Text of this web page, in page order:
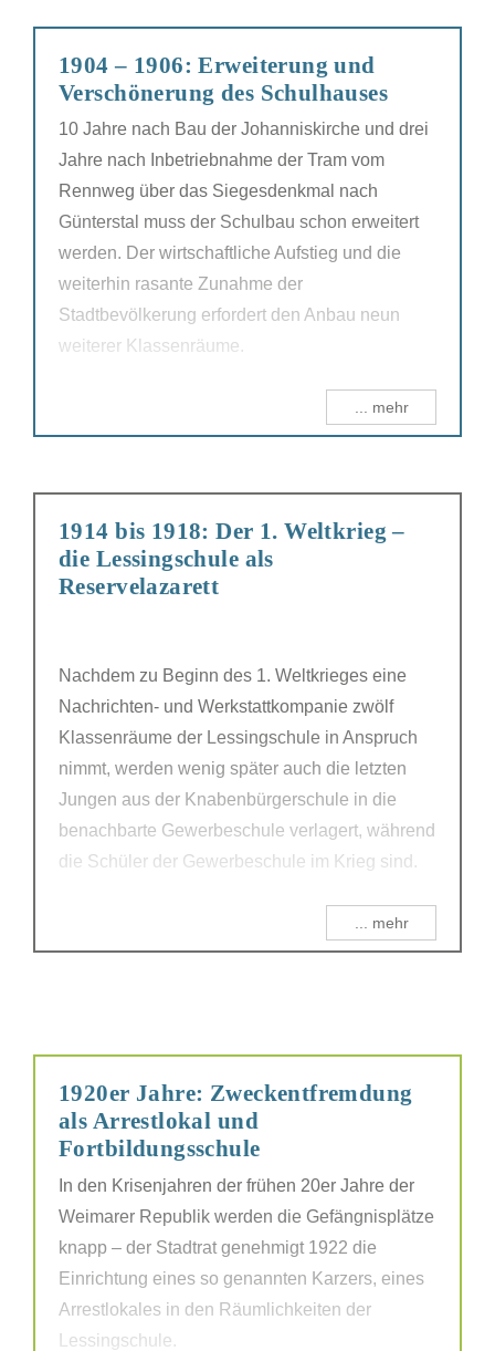
1904 – 1906: Erweiterung und
Verschönerung des Schulhauses
10 Jahre nach Bau der Johanniskirche und drei
Jahre nach Inbetriebnahme der Tram vom
Rennweg über das Siegesdenkmal nach
Günterstal muss der Schulbau schon erweitert
werden. Der wirtschaftliche Aufstieg und die
weiterhin rasante Zunahme der
Stadtbevölkerung erfordert den Anbau neun
weiterer Klassenräume.
... mehr
1914 bis 1918: Der 1. Weltkrieg –
die Lessingschule als
Reservelazarett
Nachdem zu Beginn des 1. Weltkrieges eine
Nachrichten- und Werkstattkompanie zwölf
Klassenräume der Lessingschule in Anspruch
nimmt, werden wenig später auch die letzten
Jungen aus der Knabenbürgerschule in die
benachbarte Gewerbeschule verlagert, während
die Schüler der Gewerbeschule im Krieg sind.
... mehr
1920er Jahre: Zweckentfremdung
als Arrestlokal und
Fortbildungsschule
In den Krisenjahren der frühen 20er Jahre der
Weimarer Republik werden die Gefängnisplätze
knapp – der Stadtrat genehmigt 1922 die
Einrichtung eines so genannten Karzers, eines
Arrestlokales in den Räumlichkeiten der
Lessingschule.